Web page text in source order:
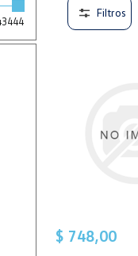
Filtros
$ 748,00